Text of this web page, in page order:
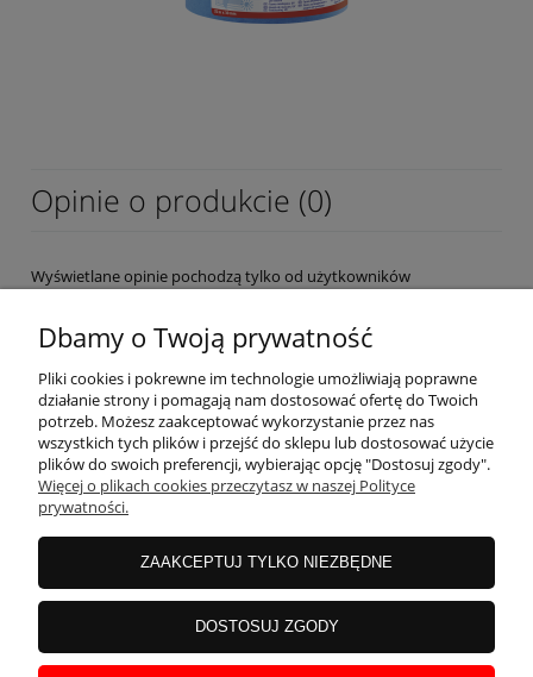
Opinie o produkcie (0)
Wyświetlane opinie pochodzą tylko od użytkowników
OBSŁUGA KLIENTA
MOJE KONTO
INFORMACJE
Dbamy o Twoją prywatność
Pliki cookies i pokrewne im technologie umożliwiają poprawne
działanie strony i pomagają nam dostosować ofertę do Twoich
potrzeb. Możesz zaakceptować wykorzystanie przez nas
wszystkich tych plików i przejść do sklepu lub dostosować użycie
plików do swoich preferencji, wybierając opcję "Dostosuj zgody".
Więcej o plikach cookies przeczytasz w naszej Polityce
prywatności.
ZAAKCEPTUJ TYLKO NIEZBĘDNE
DOSTOSUJ ZGODY